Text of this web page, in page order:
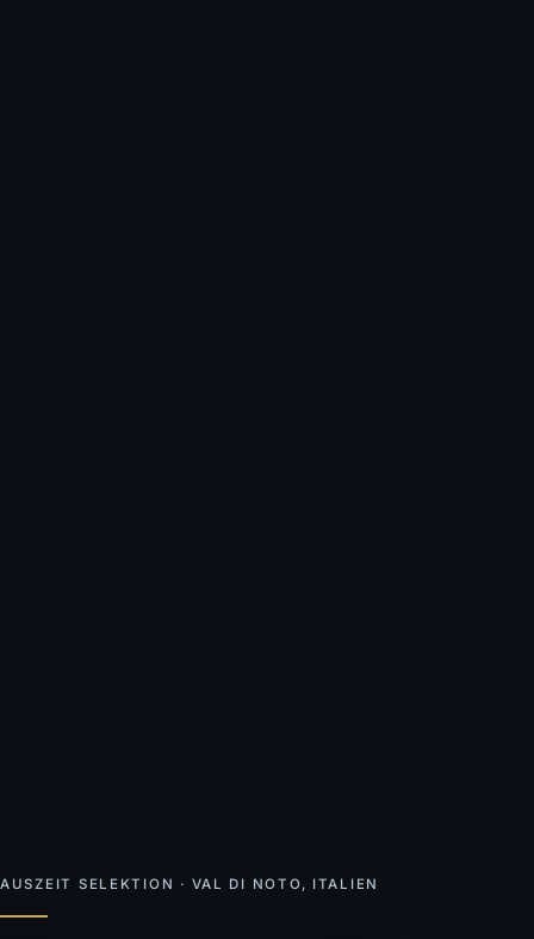
AUSZEIT SELEKTION · VAL DI NOTO, ITALIEN